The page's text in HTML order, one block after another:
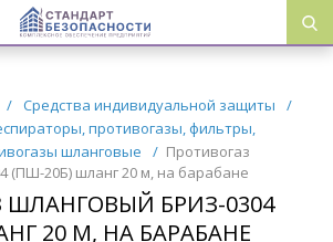
/ Средства индивидуальной защиты
/
противогазы, фильтры,
шланговые / Противогаз
(ПШ-20Б) шланг 20 м, на барабане
ШЛАНГОВЫЙ БРИЗ-0304
20 М, НА БАРАБАНЕ